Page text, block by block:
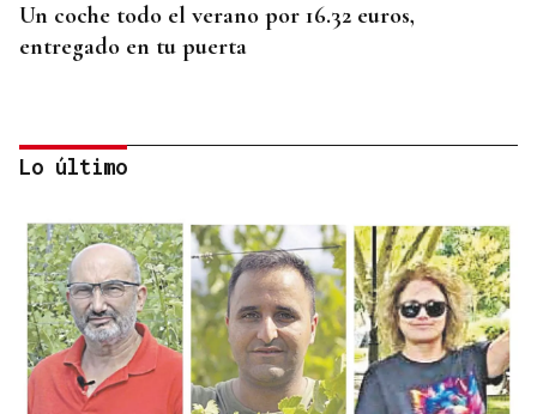
Un coche todo el verano por 16.32 euros,
entregado en tu puerta
CONATO EXTINGUIDO
Lo último